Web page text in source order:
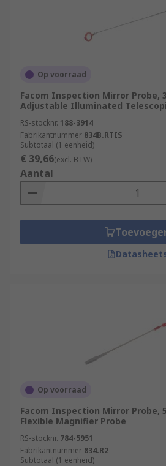
Op voorraad
Facom Inspection Mirror Probe,
Adjustable Illuminated
RS-stocknr. 188-3914
Fabrikantnummer 834B.RTIS
Subtotaal (1 eenheid)
€ 39,66(excl. BTW)
Aantal
Op voorraad
Facom Inspection Mirror Probe,
Flexible Magnifier Probe
RS-stocknr. 784-5951
Fabrikantnummer 834.R2
Subtotaal (1 eenheid)